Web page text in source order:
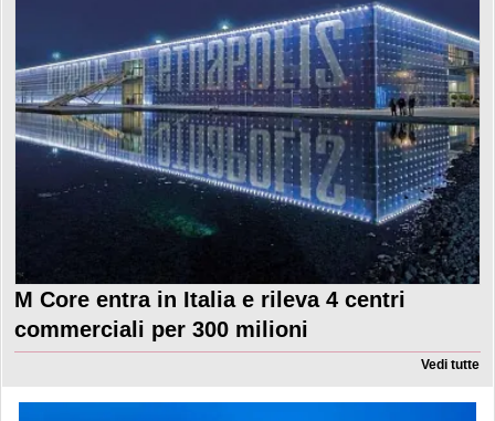
M Core entra in Italia e rileva 4 centri
commerciali per 300 milioni
Vedi tutte